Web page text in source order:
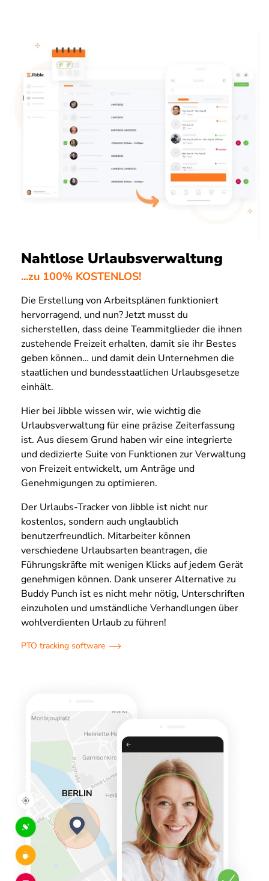
Nahtlose Urlaubsverwaltung
...zu 100% KOSTENLOS!
Die Erstellung von Arbeitsplänen funktioniert
hervorragend, und nun? Jetzt musst du
sicherstellen, dass deine Teammitglieder die ihnen
zustehende Freizeit erhalten, damit sie ihr Bestes
geben können… und damit dein Unternehmen die
staatlichen und bundesstaatlichen Urlaubsgesetze
einhält.
Hier bei Jibble wissen wir, wie wichtig die
Urlaubsverwaltung für eine präzise Zeiterfassung
ist. Aus diesem Grund haben wir eine integrierte
und dedizierte Suite von Funktionen zur Verwaltung
von Freizeit entwickelt, um Anträge und
Genehmigungen zu optimieren.
Der Urlaubs-Tracker von Jibble ist nicht nur
kostenlos, sondern auch unglaublich
benutzerfreundlich. Mitarbeiter können
verschiedene Urlaubsarten beantragen, die
Führungskräfte mit wenigen Klicks auf jedem Gerät
genehmigen können. Dank unserer Alternative zu
Buddy Punch ist es nicht mehr nötig, Unterschriften
einzuholen und umständliche Verhandlungen über
wohlverdienten Urlaub zu führen!
PTO tracking software